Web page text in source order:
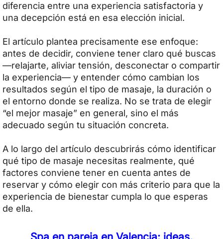
diferencia entre una experiencia satisfactoria y
una decepción está en esa elección inicial.
El artículo plantea precisamente ese enfoque:
antes de decidir, conviene tener claro qué buscas
—relajarte, aliviar tensión, desconectar o compartir
la experiencia— y entender cómo cambian los
resultados según el tipo de masaje, la duración o
el entorno donde se realiza. No se trata de elegir
“el mejor masaje” en general, sino el más
adecuado según tu situación concreta.
A lo largo del artículo descubrirás cómo identificar
qué tipo de masaje necesitas realmente, qué
factores conviene tener en cuenta antes de
reservar y cómo elegir con más criterio para que la
experiencia de bienestar cumpla lo que esperas
de ella.